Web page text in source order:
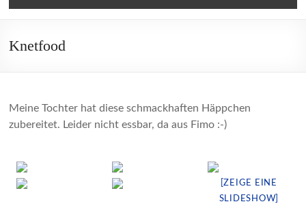
Knetfood
Meine Tochter hat diese schmackhaften Häppchen
zubereitet. Leider nicht essbar, da aus Fimo :-)
[ZEIGE EINE
SLIDESHOW]